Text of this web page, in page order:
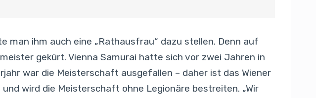
man ihm auch eine „Rathausfrau“ dazu stellen. Denn auf
gekürt. Vienna Samurai hatte sich vor zwei Jahren in
war die Meisterschaft ausgefallen – daher ist das Wiener
wird die Meisterschaft ohne Legionäre bestreiten. „Wir